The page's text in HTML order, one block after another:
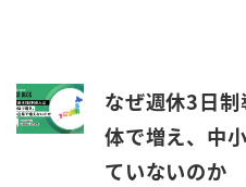
なぜ週休3日
体で増え、中
ていないのか